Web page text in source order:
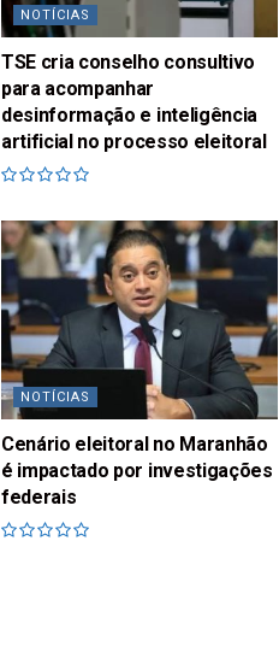
NOTÍCIAS
TSE cria conselho consultivo
para acompanhar
desinformação e inteligência
artificial no processo eleitoral
NOTÍCIAS
Cenário eleitoral no Maranhão
é impactado por investigações
federais